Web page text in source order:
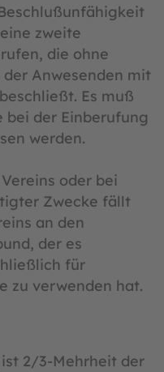
zweite
die ohne
Anwesenden mit
Es muß
bei der Einberufung
werden.
oder bei
Zwecke fällt
an den
der es
für
zu verwenden hat.
2/3-Mehrheit der